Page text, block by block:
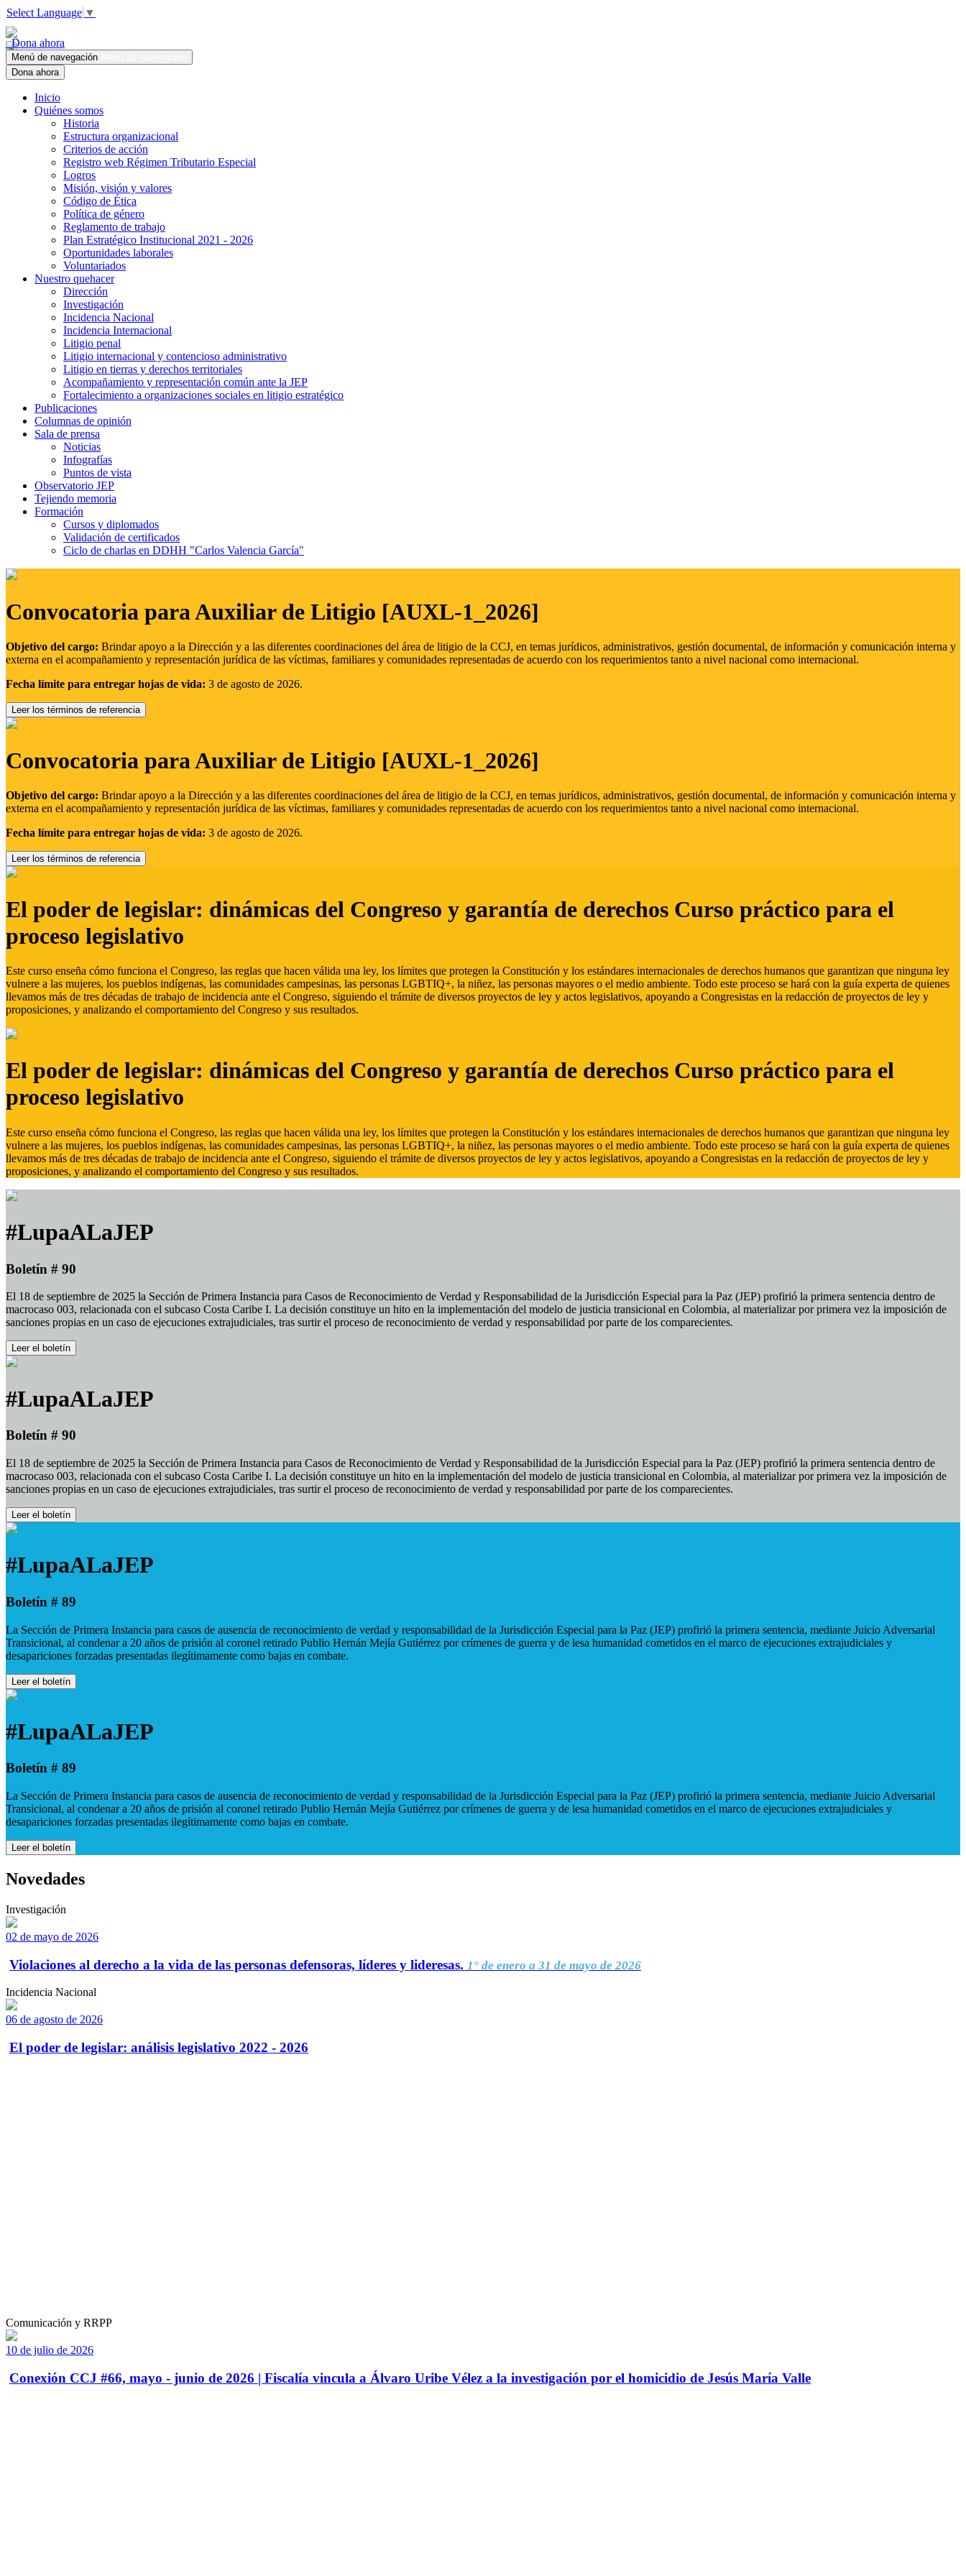
Select Language ▼
Dona ahora
Menú de navegación
Dona ahora
Inicio
Quiénes somos
Historia
Estructura organizacional
Criterios de acción
Registro web Régimen Tributario Especial
Logros
Misión, visión y valores
Código de Ética
Política de género
Reglamento de trabajo
Plan Estratégico Institucional 2021 - 2026
Oportunidades laborales
Voluntariados
Nuestro quehacer
Dirección
Investigación
Incidencia Nacional
Incidencia Internacional
Litigio penal
Litigio internacional y contencioso administrativo
Litigio en tierras y derechos territoriales
Acompañamiento y representación común ante la JEP
Fortalecimiento a organizaciones sociales en litigio estratégico
Publicaciones
Columnas de opinión
Sala de prensa
Noticias
Infografías
Puntos de vista
Observatorio JEP
Tejiendo memoria
Formación
Cursos y diplomados
Validación de certificados
Ciclo de charlas en DDHH "Carlos Valencia García"
Convocatoria para Auxiliar de Litigio [AUXL-1_2026]
Objetivo del cargo: Brindar apoyo a la Dirección y a las diferentes coordinaciones del área de litigio de la CCJ, en temas jurídicos, administrativos, gestión documental, de información y comunicación interna y
externa en el acompañamiento y representación jurídica de las víctimas, familiares y comunidades representadas de acuerdo con los requerimientos tanto a nivel nacional como internacional.
Fecha límite para entregar hojas de vida: 3 de agosto de 2026.
Leer los términos de referencia
Convocatoria para Auxiliar de Litigio [AUXL-1_2026]
Objetivo del cargo: Brindar apoyo a la Dirección y a las diferentes coordinaciones del área de litigio de la CCJ, en temas jurídicos, administrativos, gestión documental, de información y comunicación interna y
externa en el acompañamiento y representación jurídica de las víctimas, familiares y comunidades representadas de acuerdo con los requerimientos tanto a nivel nacional como internacional.
Fecha límite para entregar hojas de vida: 3 de agosto de 2026.
Leer los términos de referencia
El poder de legislar: dinámicas del Congreso y garantía de derechos Curso práctico para el
proceso legislativo
Este curso enseña cómo funciona el Congreso, las reglas que hacen válida una ley, los límites que protegen la Constitución y los estándares internacionales de derechos humanos que garantizan que ninguna ley
vulnere a las mujeres, los pueblos indígenas, las comunidades campesinas, las personas LGBTIQ+, la niñez, las personas mayores o el medio ambiente. Todo este proceso se hará con la guía experta de quienes
llevamos más de tres décadas de trabajo de incidencia ante el Congreso, siguiendo el trámite de diversos proyectos de ley y actos legislativos, apoyando a Congresistas en la redacción de proyectos de ley y
proposiciones, y analizando el comportamiento del Congreso y sus resultados.
El poder de legislar: dinámicas del Congreso y garantía de derechos Curso práctico para el
proceso legislativo
Este curso enseña cómo funciona el Congreso, las reglas que hacen válida una ley, los límites que protegen la Constitución y los estándares internacionales de derechos humanos que garantizan que ninguna ley
vulnere a las mujeres, los pueblos indígenas, las comunidades campesinas, las personas LGBTIQ+, la niñez, las personas mayores o el medio ambiente. Todo este proceso se hará con la guía experta de quienes
llevamos más de tres décadas de trabajo de incidencia ante el Congreso, siguiendo el trámite de diversos proyectos de ley y actos legislativos, apoyando a Congresistas en la redacción de proyectos de ley y
proposiciones, y analizando el comportamiento del Congreso y sus resultados.
#LupaALaJEP
Boletín # 90
El 18 de septiembre de 2025 la Sección de Primera Instancia para Casos de Reconocimiento de Verdad y Responsabilidad de la Jurisdicción Especial para la Paz (JEP) profirió la primera sentencia dentro de
macrocaso 003, relacionada con el subcaso Costa Caribe I. La decisión constituye un hito en la implementación del modelo de justicia transicional en Colombia, al materializar por primera vez la imposición de
sanciones propias en un caso de ejecuciones extrajudiciales, tras surtir el proceso de reconocimiento de verdad y responsabilidad por parte de los comparecientes.
Leer el boletín
#LupaALaJEP
Boletín # 90
El 18 de septiembre de 2025 la Sección de Primera Instancia para Casos de Reconocimiento de Verdad y Responsabilidad de la Jurisdicción Especial para la Paz (JEP) profirió la primera sentencia dentro de
macrocaso 003, relacionada con el subcaso Costa Caribe I. La decisión constituye un hito en la implementación del modelo de justicia transicional en Colombia, al materializar por primera vez la imposición de
sanciones propias en un caso de ejecuciones extrajudiciales, tras surtir el proceso de reconocimiento de verdad y responsabilidad por parte de los comparecientes.
Leer el boletín
#LupaALaJEP
Boletín # 89
La Sección de Primera Instancia para casos de ausencia de reconocimiento de verdad y responsabilidad de la Jurisdicción Especial para la Paz (JEP) profirió la primera sentencia, mediante Juicio Adversarial
Transicional, al condenar a 20 años de prisión al coronel retirado Publio Hernán Mejía Gutiérrez por crímenes de guerra y de lesa humanidad cometidos en el marco de ejecuciones extrajudiciales y
desapariciones forzadas presentadas ilegítimamente como bajas en combate.
Leer el boletín
#LupaALaJEP
Boletín # 89
La Sección de Primera Instancia para casos de ausencia de reconocimiento de verdad y responsabilidad de la Jurisdicción Especial para la Paz (JEP) profirió la primera sentencia, mediante Juicio Adversarial
Transicional, al condenar a 20 años de prisión al coronel retirado Publio Hernán Mejía Gutiérrez por crímenes de guerra y de lesa humanidad cometidos en el marco de ejecuciones extrajudiciales y
desapariciones forzadas presentadas ilegítimamente como bajas en combate.
Leer el boletín
Novedades
Investigación
02 de mayo de 2026
Violaciones al derecho a la vida de las personas defensoras, líderes y lideresas. 1° de enero a 31 de mayo de 2026
Incidencia Nacional
06 de agosto de 2026
El poder de legislar: análisis legislativo 2022 - 2026
Comunicación y RRPP
10 de julio de 2026
Conexión CCJ #66, mayo - junio de 2026 | Fiscalía vincula a Álvaro Uribe Vélez a la investigación por el homicidio de Jesús María Valle